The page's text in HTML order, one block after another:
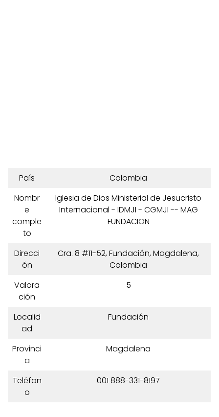
País
Colombia
Nombr
e
comple
to
Iglesia de Dios Ministerial de Jesucristo
Internacional - IDMJI - CGMJI -- MAG
FUNDACION
Direcci
ón
Cra. 8 #11-52, Fundación, Magdalena,
Colombia
Valora
ción
5
Localid
ad
Fundación
Provinci
a
Magdalena
Teléfon
o
001 888-331-8197